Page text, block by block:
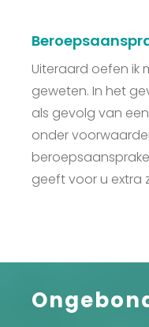
Uiteraard oefen ik
geweten. In het
als gevolg van
onder
geeft voor u extra